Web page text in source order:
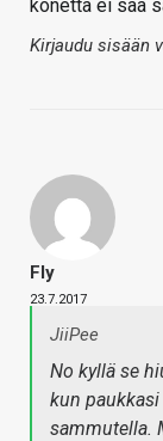
konetta ei saa
Kirjaudu sisään
Fly
23.7.2017
JiiPee
No kyllä se
kun
sammutella.